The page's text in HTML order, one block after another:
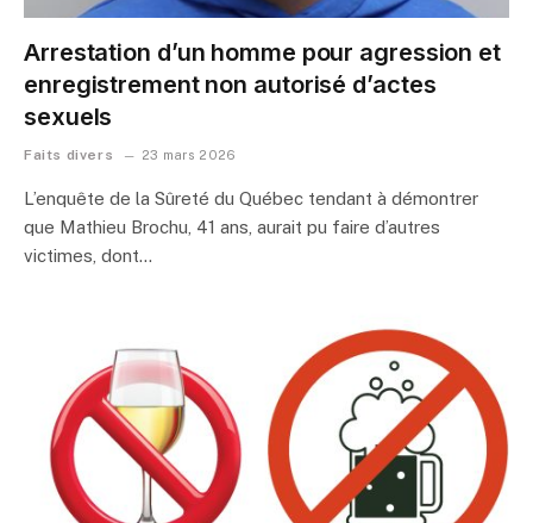
Arrestation d’un homme pour agression et
enregistrement non autorisé d’actes
sexuels
Faits divers 23 mars 2026
L’enquête de la Sûreté du Québec tendant à démontrer
que Mathieu Brochu, 41 ans, aurait pu faire d’autres
victimes, dont…